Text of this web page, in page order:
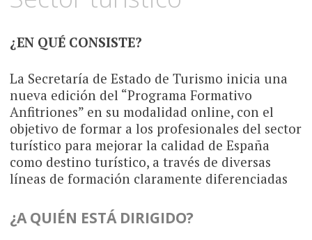
¿EN QUÉ CONSISTE?
La Secretaría de Estado de Turismo inicia una
nueva edición del “Programa Formativo
Anfitriones” en su modalidad online, con el
objetivo de formar a los profesionales del sector
turístico para mejorar la calidad de España
como destino turístico, a través de diversas
líneas de formación claramente diferenciadas
¿A QUIÉN ESTÁ DIRIGIDO?